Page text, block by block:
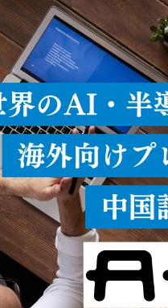
のデバイス
離まで届く